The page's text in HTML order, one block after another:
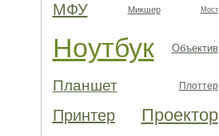
МФУ Микшер Мост
Ноутбук Объектив
Планшет Плоттер
Принтер Проектор